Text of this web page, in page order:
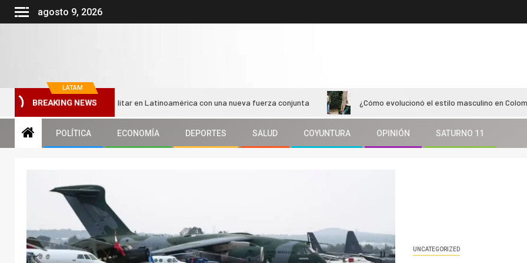
agosto 9, 2026
LATAM
BREAKING NEWS
su bloque militar en Latinoamérica con una nueva fuerza conjunta ¿Cómo evolucionó el estilo masculino en Colombiamoda
POLÍTICA ECONOMÍA DEPORTES SALUD COYUNTURA OPINIÓN SATURNO 11
UNCATEGORIZED